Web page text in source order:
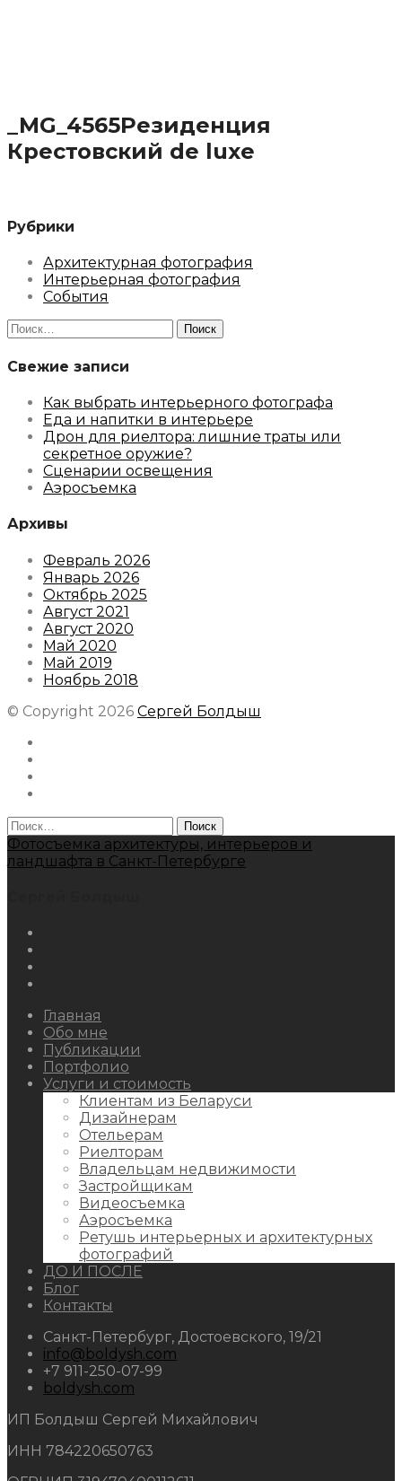
_MG_4565Резиденция
Крестовский de luxe
Рубрики
Архитектурная фотография
Интерьерная фотография
События
Найти:
Свежие записи
Как выбрать интерьерного фотографа
Еда и напитки в интерьере
Дрон для риелтора: лишние траты или
секретное оружие?
Сценарии освещения
Аэросъемка
Архивы
Февраль 2026
Январь 2026
Октябрь 2025
Август 2021
Август 2020
Май 2020
Май 2019
Ноябрь 2018
© Copyright 2026 Сергей Болдыш
Найти:
Фотосъемка архитектуры, интерьеров и
ландшафта в Санкт-Петербурге
Главная
Обо мне
Публикации
Портфолио
Услуги и стоимость
Клиентам из Беларуси
Дизайнерам
Отельерам
Риелторам
Владельцам недвижимости
Застройщикам
Видеосъемка
Аэросъемка
Ретушь интерьерных и архитектурных
фотографий
ДО И ПОСЛЕ
Блог
Контакты
Санкт-Петербург, Достоевского, 19/21
info@boldysh.com
+7 911-250-07-99
boldysh.com
ИП Болдыш Сергей Михайлович
ИНН 784220650763